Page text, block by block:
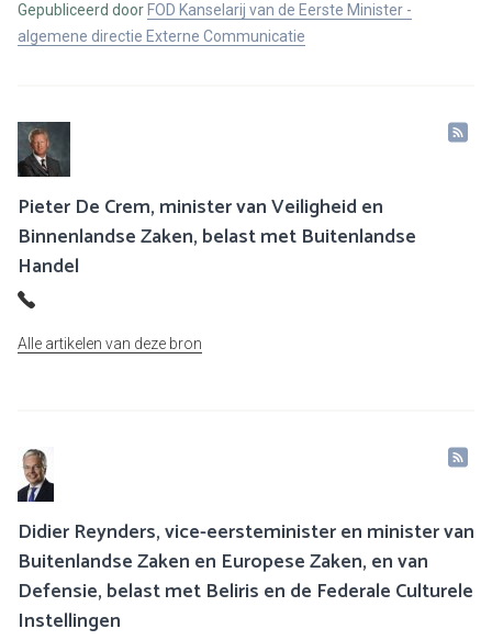
Gepubliceerd door FOD Kanselarij van de Eerste Minister -
algemene directie Externe Communicatie
Pieter De Crem, minister van Veiligheid en
Binnenlandse Zaken, belast met Buitenlandse
Handel
Alle artikelen van deze bron
Didier Reynders, vice-eersteminister en minister van
Buitenlandse Zaken en Europese Zaken, en van
Defensie, belast met Beliris en de Federale Culturele
Instellingen